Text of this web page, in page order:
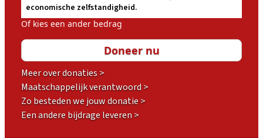
economische zelfstandigheid.
Of kies een ander bedrag
Meer over donaties >
Maatschappelijk verantwoord >
Zo besteden we jouw donatie >
Een andere bijdrage leveren >